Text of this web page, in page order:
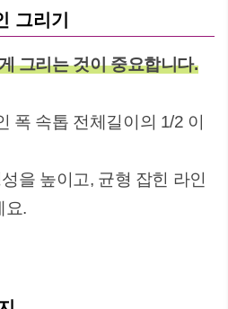
그리기
그리는 것이 중요합니다.
폭 속톱 전체길이의 1/2 이
을 높이고, 균형 잡힌 라인
요.